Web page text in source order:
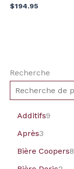
$194.95
Recherche
Additifs9
Après3
Bière Coopers8